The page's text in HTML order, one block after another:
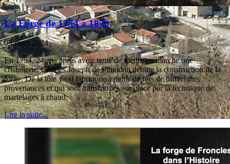
La Forge de 1754 à 1870
05 mars 2024
En 1754, 24 ans après avoir tenté de mettre en marche une
cristallerie, Charles Joseph de Pimodan débute la construction de la
forge. De la tôle y est fabriquée à partir de fers de différentes
provenances et qui sont transformés sur place par la technique de
martelages à chaud.
Lire la suite...